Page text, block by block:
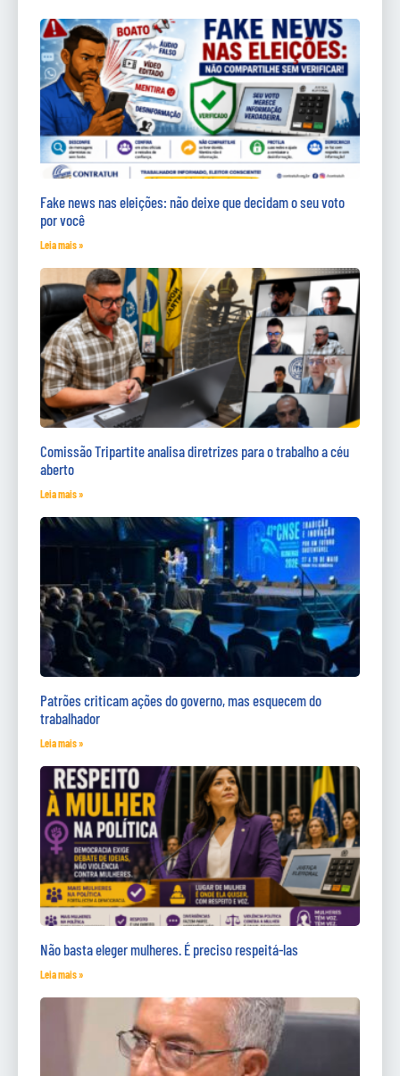
Fake news nas eleições: não deixe que decidam o seu voto
por você
Leia mais »
Comissão Tripartite analisa diretrizes para o trabalho a céu
aberto
Leia mais »
Patrões criticam ações do governo, mas esquecem do
trabalhador
Leia mais »
Não basta eleger mulheres. É preciso respeitá-las
Leia mais »